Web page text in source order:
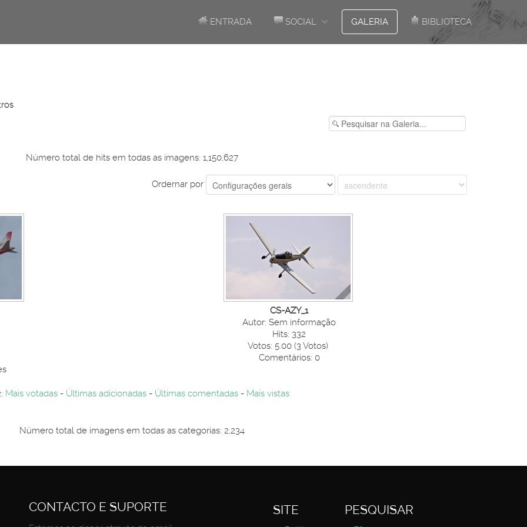
ENTRADA SOCIAL GALERIA BIBLIOTECA
Número total de hits em todas as imagens: 1,150,627
Ordernar por
CS-AZY_1
Autor: Sem informação
Hits: 332
Votos: 5.00 (3 Votos)
Comentários: 0
Mais votadas - Últimas adicionadas - Últimas comentadas - Mais vistas
Número total de imagens em todas as categorias: 2,234
CONTACTO E SUPORTE SITE PESQUISAR